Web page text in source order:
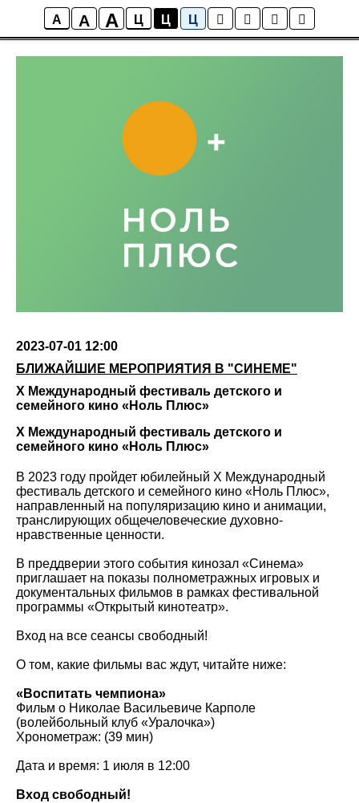
A A A Ц Ц Ц
Ближайшие мероприятия
2023-07-01 12:00
БЛИЖАЙШИЕ МЕРОПРИЯТИЯ В "СИНЕМЕ"
X Международный фестиваль детского и
семейного кино «Ноль Плюс»
X Международный фестиваль детского и
семейного кино «Ноль Плюс»
В 2023 году пройдет юбилейный X Международный
фестиваль детского и семейного кино «Ноль Плюс»,
направленный на популяризацию кино и анимации,
транслирующих общечеловеческие духовно-
нравственные ценности.
В преддверии этого события кинозал «Синема»
приглашает на показы полнометражных игровых и
документальных фильмов в рамках фестивальной
программы «Открытый кинотеатр».
Вход на все сеансы свободный!
О том, какие фильмы вас ждут, читайте ниже:
«Воспитать чемпиона»
Фильм о Николае Васильевиче Карполе
(волейбольный клуб «Уралочка»)
Хронометраж: (39 мин)
Дата и время: 1 июля в 12:00
Вход свободный!